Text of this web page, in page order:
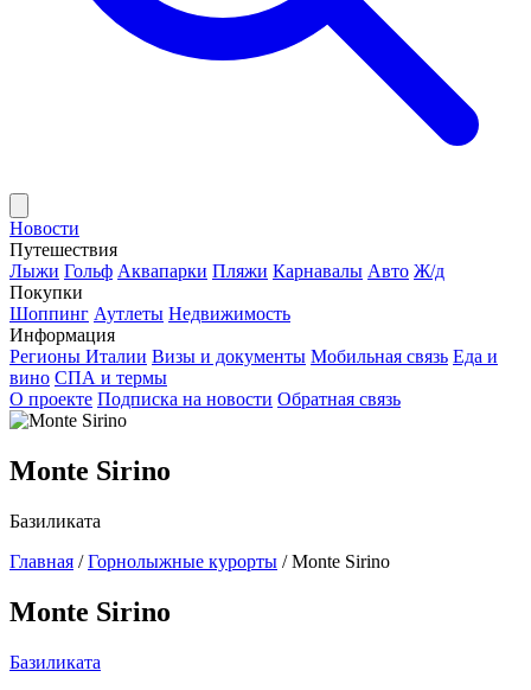
Новости
Путешествия
Лыжи Гольф Аквапарки Пляжи Карнавалы Авто Ж/д
Покупки
Шоппинг Аутлеты Недвижимость
Информация
Регионы Италии Визы и документы Мобильная связь Еда и
вино СПА и термы
О проекте Подписка на новости Обратная связь
Monte Sirino
Базиликата
Главная / Горнолыжные курорты / Monte Sirino
Monte Sirino
Базиликата